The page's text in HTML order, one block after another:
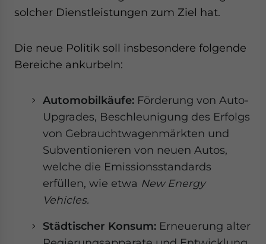
solcher Dienstleistungen zum Ziel hat.
Die neue Politik soll insbesondere folgende
Bereiche ankurbeln:
Automobilkäufe: Förderung von Auto-
Upgrades, Beschleunigung des Erfolgs
von Gebrauchtwagenmärkten und
Subventionieren von neuen Autos,
welche die Emissionsstandards
erfüllen, wie etwa New Energy
Vehicles.
Städtischer Konsum: Erneuerung alter